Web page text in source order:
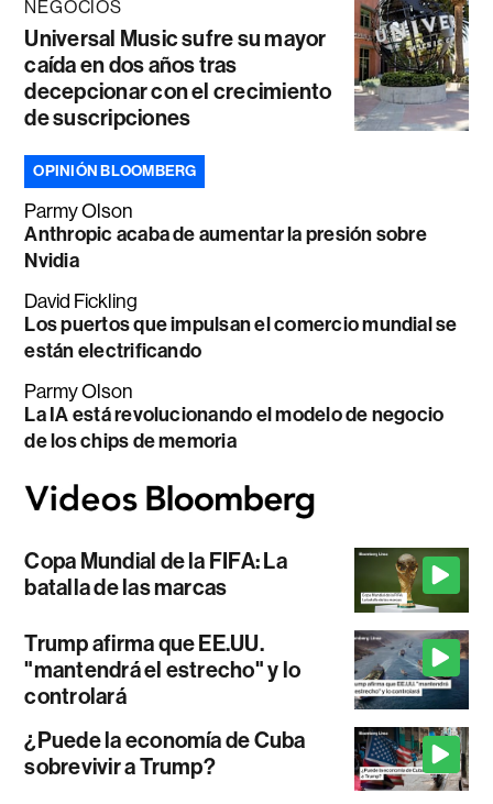
NEGOCIOS
Universal Music sufre su mayor
caída en dos años tras
decepcionar con el crecimiento
de suscripciones
OPINIÓN BLOOMBERG
Parmy Olson
Anthropic acaba de aumentar la presión sobre
Nvidia
David Fickling
Los puertos que impulsan el comercio mundial se
están electrificando
Parmy Olson
La IA está revolucionando el modelo de negocio
de los chips de memoria
Copa Mundial de la FIFA: La
batalla de las marcas
Trump afirma que EE.UU.
"mantendrá el estrecho" y lo
controlará
¿Puede la economía de Cuba
sobrevivir a Trump?